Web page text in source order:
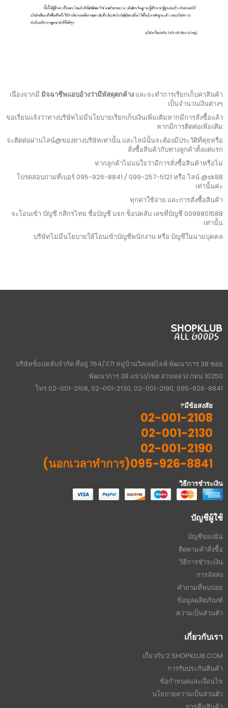
เนื่องจากมี มิจฉาชีพแอบอ้างว่ามีพัสดุตกค้าง และจะทำการเรียกเก็บค่าสินค้า
เป็นจำนวนเงินต่างๆ
ขอเรียนแจ้งว่าทางบริษัทไม่มีนโยบายเรียกเก็บเงินเพิ่มเติมหากมีการสั่งซื้อแล้ว
หากมีการติดต่อเพิ่มเติม
จะติดต่อผ่านไลน์@ของทางบริษัทเท่านั้น และไลน์นั้นจะต้องมีประวัติที่คุยหรือ
สั่งซื้อสินค้ากับทางลูกค้าตั้งแต่แรก
หากลูกค้าไม่แน่ใจว่ามีการสั่งซื้อสินค้าหรือไม่
โปรดสอบถามที่เบอร์ 095-926-8841 / 099-257-5121 หรือ ไลน์ @sk88
เท่านั้นค่ะ
ทุกค่าใช้จ่าย และการสั่งซื้อสินค้า
จะโอนเข้า บัญชี กสิกรไทย ชื่อบัญชี บจก.ช็อปคลับ เลขที่บัญชี 0098801588
เท่านั้น
บริษัทไม่มีนโยบายให้โอนเข้าบัญชีพนักงาน หรือ บัญชีในนามบุคคล
บริษัทช็อปคลับจำกัด ที่อยู่ 764/371 หมู่บ้านวิลเลตไลฟ์ พัฒนาการ 38 ซอย
พัฒนาการ 38 แขวง/เขต สวนหลวง กทม 10250
โทร 02-001-2108, 02-001-2130, 02-001-2190, 095-926-8841
มีข้อสงสัย?
02-001-2108
02-001-2130
02-001-2190
095-926-8841(นอกเวลาทำการ)
วิธีการชำระเงิน
บัญชีผู้ใช้
บัญชีของฉัน
ติดตามคำสั่งซื้อ
วิธีการชำระเงิน
การจัดส่ง
คำถามที่พบบ่อย
ข้อมูลผลิตภัณฑ์
ความเป็นส่วนตัว
เกี่ยวกับเรา
เกี่ยวกับ 2.SHOPKLUB.COM
การรับประกันสินค้า
ข้อกำหนดและเงื่อนไข
นโยบายความเป็นส่วนตัว